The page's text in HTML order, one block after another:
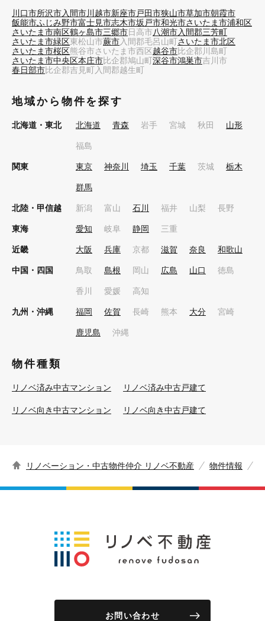
川口市所沢市入間市川越市新座市戸田市狭山市草加市朝霞市
飯能市ふじみ野市富士見市志木市坂戸市和光市さいたま市浦和区
さいたま市南区鶴ヶ島市三郷市日高市八潮市入間郡三芳町
さいたま市緑区東松山市蕨市入間郡毛呂山町さいたま市北区
さいたま市桜区熊谷市さいたま市西区越谷市比企郡川島町
さいたま市中央区本庄市比企郡鳩山町深谷市鴻巣市吉川市
春日部市比企郡吉見町入間郡越生町
地域から物件を探す
北海道・東北 北海道 青森 岩手 宮城 秋田 山形
福島
関東 東京 神奈川 埼玉 千葉 茨城 栃木
群馬
北陸・甲信越 新潟 富山 石川 福井 山梨 長野
東海 愛知 岐阜 静岡 三重
近畿 大阪 兵庫 京都 滋賀 奈良 和歌山
中国・四国 鳥取 島根 岡山 広島 山口 徳島
香川 愛媛 高知
九州・沖縄 福岡 佐賀 長崎 熊本 大分 宮崎
鹿児島 沖縄
物件種類
リノベ済み中古マンション リノベ済み中古戸建て
リノベ向き中古マンション リノベ向き中古戸建て
リノベーション・中古物件仲介 リノベ不動産 物件情報
お問い合わせ